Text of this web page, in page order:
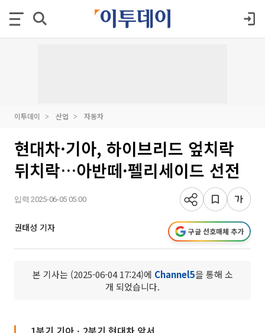
이투데이 산업 자동차
현대차·기아, 하이브리드 엎치락
뒤치락…아반떼·펠리세이드 선전
입력 2025-06-05 05:00
권태성 기자 구글 선호매체 추가
본 기사는 (2025-06-04 17:24)에 Channel5을 통해 소
개 되었습니다.